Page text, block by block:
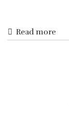
Read more